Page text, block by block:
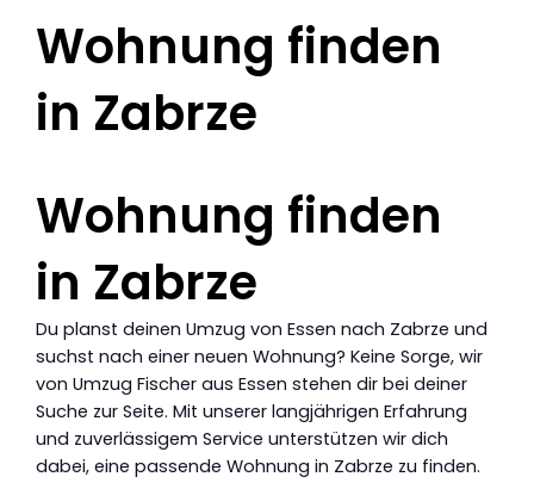
Wohnung finden
in Zabrze
Wohnung finden
in Zabrze
Du planst deinen Umzug von Essen nach Zabrze und
suchst nach einer neuen Wohnung? Keine Sorge, wir
von Umzug Fischer aus Essen stehen dir bei deiner
Suche zur Seite. Mit unserer langjährigen Erfahrung
und zuverlässigem Service unterstützen wir dich
dabei, eine passende Wohnung in Zabrze zu finden.